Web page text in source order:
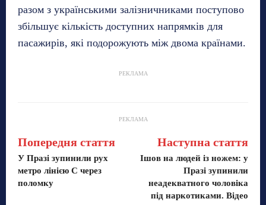
разом з українськими залізничниками поступово
збільшує кількість доступних напрямків для
пасажирів, які подорожують між двома країнами.
РЕКЛАМА
РЕКЛАМА
Попередня стаття
У Празі зупинили рух
метро лінією С через
поломку
Наступна стаття
Ішов на людей із ножем: у
Празі зупинили
неадекватного чоловіка
під наркотиками. Відео